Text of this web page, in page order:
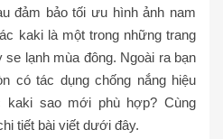
đảm bảo tối ưu hình ảnh nam
kaki là một trong những trang
lạnh mùa đông. Ngoài ra bạn
có tác dụng chống nắng hiệu
kaki sao mới phù hợp? Cùng
tiết bài viết dưới đây.